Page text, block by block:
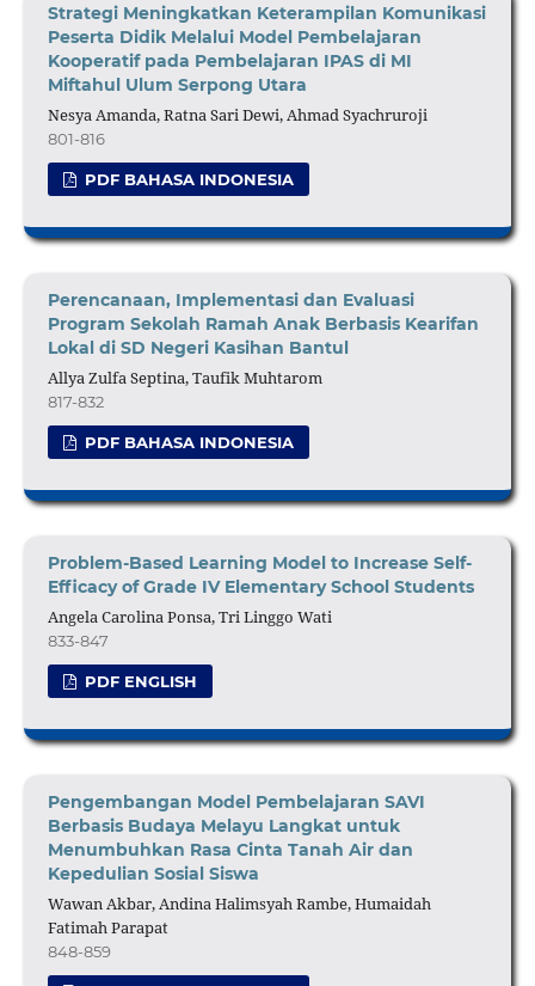
Strategi Meningkatkan Keterampilan Komunikasi
Peserta Didik Melalui Model Pembelajaran
Kooperatif pada Pembelajaran IPAS di MI
Miftahul Ulum Serpong Utara
Nesya Amanda, Ratna Sari Dewi, Ahmad Syachruroji
801-816
PDF BAHASA INDONESIA
Perencanaan, Implementasi dan Evaluasi
Program Sekolah Ramah Anak Berbasis Kearifan
Lokal di SD Negeri Kasihan Bantul
Allya Zulfa Septina, Taufik Muhtarom
817-832
PDF BAHASA INDONESIA
Problem-Based Learning Model to Increase Self-
Efficacy of Grade IV Elementary School Students
Angela Carolina Ponsa, Tri Linggo Wati
833-847
PDF ENGLISH
Pengembangan Model Pembelajaran SAVI
Berbasis Budaya Melayu Langkat untuk
Menumbuhkan Rasa Cinta Tanah Air dan
Kepedulian Sosial Siswa
Wawan Akbar, Andina Halimsyah Rambe, Humaidah
Fatimah Parapat
848-859